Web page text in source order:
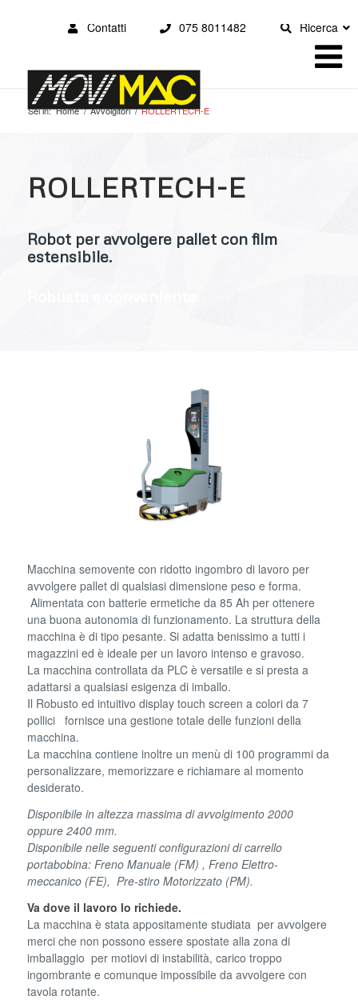
Contatti 075 8011482 Ricerca
Sei in: Home / Avvolgitori / ROLLERTECH-E
ROLLERTECH-E
Robot per avvolgere pallet con film
estensibile.
Macchina semovente con ridotto ingombro di lavoro per
avvolgere pallet di qualsiasi dimensione peso e forma.
Alimentata con batterie ermetiche da 85 Ah per ottenere
una buona autonomia di funzionamento. La struttura della
macchina è di tipo pesante. Si adatta benissimo a tutti i
magazzini ed è ideale per un lavoro intenso e gravoso.
La macchina controllata da PLC è versatile e si presta a
adattarsi a qualsiasi esigenza di imballo.
Il Robusto ed intuitivo display touch screen a colori da 7
pollici fornisce una gestione totale delle funzioni della
macchina.
La macchina contiene inoltre un menù di 100 programmi da
personalizzare, memorizzare e richiamare al momento
desiderato.
Disponibile in altezza massima di avvolgimento 2000
oppure 2400 mm.
Disponibile nelle seguenti configurazioni di carrello
portabobina: Freno Manuale (FM) , Freno Elettro-
meccanico (FE), Pre-stiro Motorizzato (PM).
Va dove il lavoro lo richiede.
La macchina è stata appositamente studiata per avvolgere
merci che non possono essere spostate alla zona di
imballaggio per motiovi di instabilità, carico troppo
ingombrante e comunque impossibile da avvolgere con
tavola rotante.